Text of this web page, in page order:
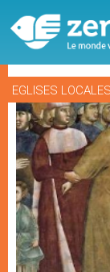
EGLISES LOCALES